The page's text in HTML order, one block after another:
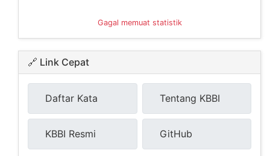
Gagal memuat statistik
🔗 Link Cepat
Daftar Kata Tentang KBBI
KBBI Resmi GitHub